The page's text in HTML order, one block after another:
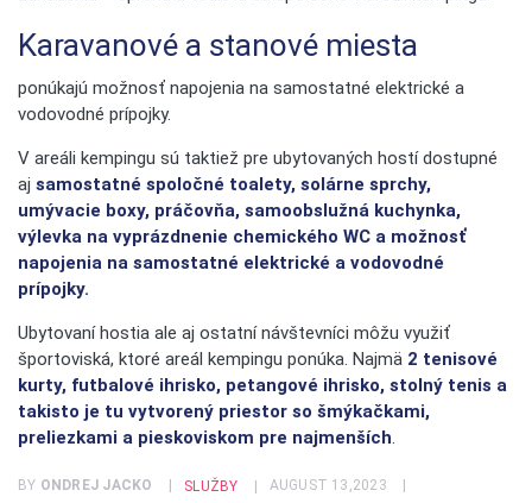
Karavanové a stanové miesta
ponúkajú možnosť napojenia na samostatné elektrické a
vodovodné prípojky.
V areáli kempingu sú taktiež pre ubytovaných hostí dostupné
aj samostatné spoločné toalety, solárne sprchy,
umývacie boxy, práčovňa, samoobslužná kuchynka,
výlevka na vyprázdnenie chemického WC a možnosť
napojenia na samostatné elektrické a vodovodné
prípojky.
Ubytovaní hostia ale aj ostatní návštevníci môžu využiť
športoviská, ktoré areál kempingu ponúka. Najmä 2 tenisové
kurty, futbalové ihrisko, petangové ihrisko, stolný tenis a
takisto je tu vytvorený priestor so šmýkačkami,
preliezkami a pieskoviskom pre najmenších.
BY ONDREJ JACKO SLUŽBY
AUGUST 13,2023